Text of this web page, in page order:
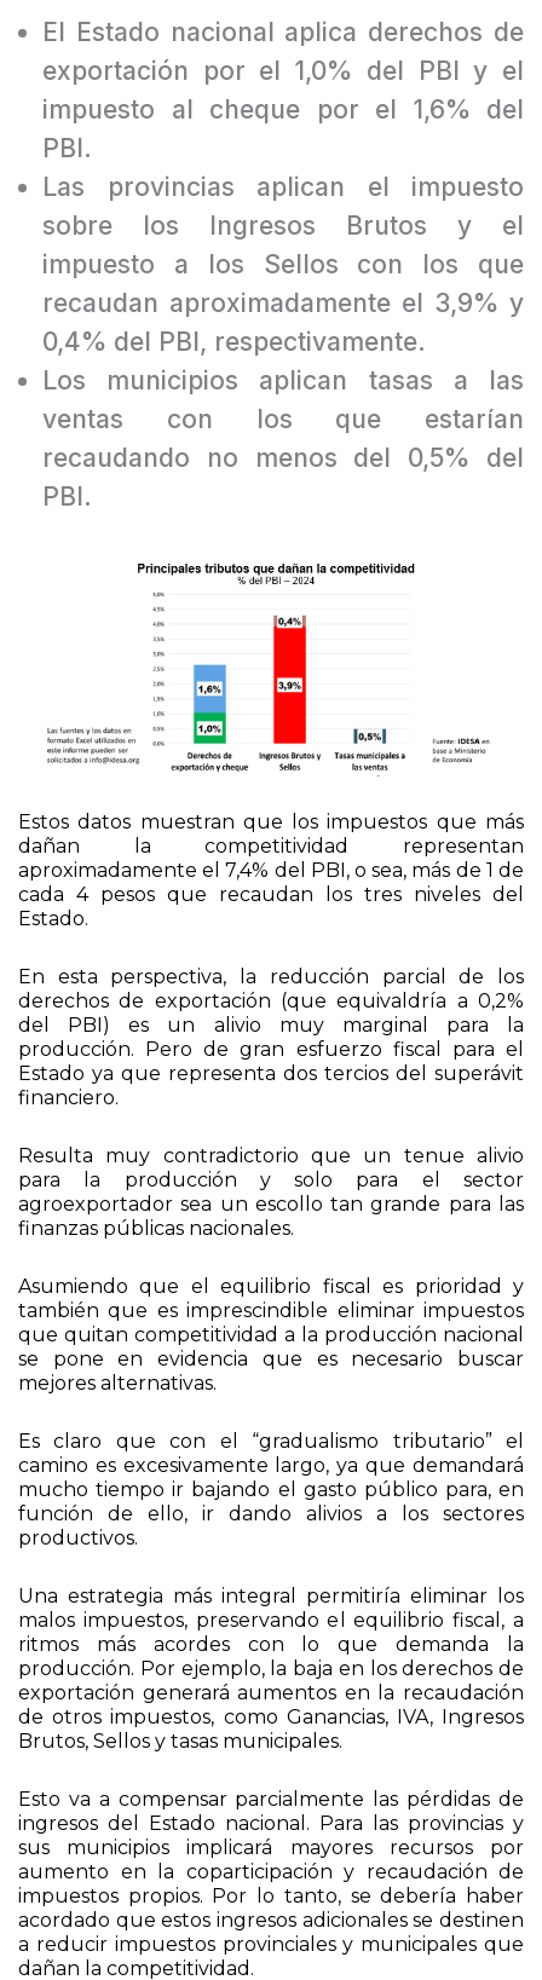
El Estado nacional aplica derechos de
exportación por el 1,0% del PBI y el
impuesto al cheque por el 1,6% del
PBI.
Las provincias aplican el impuesto
sobre los Ingresos Brutos y el
impuesto a los Sellos con los que
recaudan aproximadamente el 3,9% y
0,4% del PBI, respectivamente.
Los municipios aplican tasas a las
ventas con los que estarían
recaudando no menos del 0,5% del
Estos datos muestran que los impuestos que más
dañan la competitividad representan
aproximadamente el 7,4% del PBI, o sea, más de 1 de
cada 4 pesos que recaudan los tres niveles del
En esta perspectiva, la reducción parcial de los
derechos de exportación (que equivaldría a 0,2%
del PBI) es un alivio muy marginal para la
producción. Pero de gran esfuerzo fiscal para el
Estado ya que representa dos tercios del superávit
Resulta muy contradictorio que un tenue alivio
para la producción y solo para el sector
agroexportador sea un escollo tan grande para las
Asumiendo que el equilibrio fiscal es prioridad y
también que es imprescindible eliminar impuestos
que quitan competitividad a la producción nacional
se pone en evidencia que es necesario buscar
Es claro que con el “gradualismo tributario” el
camino es excesivamente largo, ya que demandará
mucho tiempo ir bajando el gasto público para, en
función de ello, ir dando alivios a los sectores
Una estrategia más integral permitiría eliminar los
malos impuestos, preservando el equilibrio fiscal, a
ritmos más acordes con lo que demanda la
producción. Por ejemplo, la baja en los derechos de
exportación generará aumentos en la recaudación
de otros impuestos, como Ganancias, IVA, Ingresos
Esto va a compensar parcialmente las pérdidas de
ingresos del Estado nacional. Para las provincias y
sus municipios implicará mayores recursos por
aumento en la coparticipación y recaudación de
impuestos propios. Por lo tanto, se debería haber
acordado que estos ingresos adicionales se destinen
a reducir impuestos provinciales y municipales que